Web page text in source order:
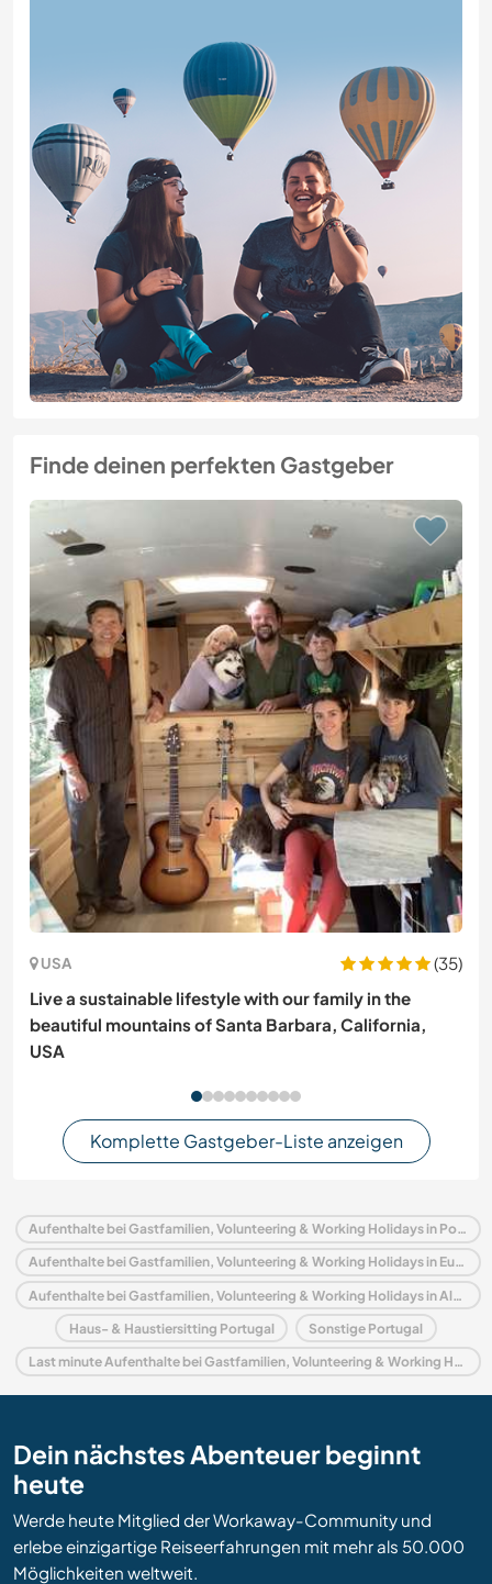
Finde deinen perfekten Gastgeber
USA
(35)
Live a sustainable lifestyle with our family in the
beautiful mountains of Santa Barbara, California,
USA
Komplette Gastgeber-Liste anzeigen
Aufenthalte bei Gastfamilien, Volunteering & Working Holidays in Portugal
Aufenthalte bei Gastfamilien, Volunteering & Working Holidays in Europa
Aufenthalte bei Gastfamilien, Volunteering & Working Holidays in Alentejo
Haus- & Haustiersitting Portugal Sonstige Portugal
Last minute Aufenthalte bei Gastfamilien, Volunteering & Working Holidays in Portugal
Dein nächstes Abenteuer beginnt
heute
Werde heute Mitglied der Workaway-Community und
erlebe einzigartige Reiseerfahrungen mit mehr als 50.000
Möglichkeiten weltweit.